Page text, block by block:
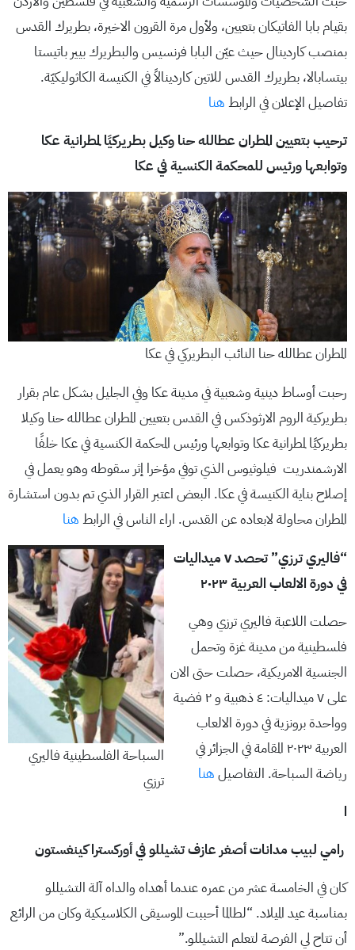
بقيام بابا الفاتيكان بتعيين، ولأول مرة القرون الاخيرة، بطريرك القدس
بمنصب كاردينال حيث عيّن البابا فرنسيس والبطريرك بيير باتيستا
بيتسابالا، بطريرك القدس للاتين كاردينالاً في الكنيسة الكاثوليكيّة.
تفاصيل الإعلان في الرابط هنا
ترحيب بتعيين المطران عطالله حنا وكيل بطريركيًا لمطرانية عكا
وتوابعها ورئيس للمحكمة الكنسية في عكا
المطران عطالله حنا النائب البطريركي في عكا
رحبت أوساط دينية وشعبية في مدينة عكا وفي الجليل بشكل عام بقرار
بطريركية الروم الارثوذكس في القدس بتعيين المطران عطالله حنا وكيلا
بطريركيًا لمطرانية عكا وتوابعها ورئيس المحكمة الكنسية في عكا خلفًا
الارشمندريت فيلوثيوس الذي توفي مؤخرا إثر سقوطه وهو يعمل في
إصلاح بناية الكنيسة في عكا. البعض اعتبر القرار الذي تم بدون استشارة
المطران محاولة لابعاده عن القدس. اراء الناس في الرابط هنا
السباحة الفلسطينية فاليري
ترزي
“فاليري ترزي” تحصد ٧ ميداليات
في دورة الالعاب العربية ٢٠٢٣
حصلت اللاعبة فاليري ترزي وهي
فلسطينية من مدينة غزة وتحمل
الجنسية الامريكية، حصلت حتى الان
على ٧ ميداليات: ٤ ذهبية و ٢ فضية
وواحدة برونزية في دورة الالعاب
العربية ٢٠٢٣ المقامة في الجزائر في
رياضة السباحة. التفاصيل هنا
ا
رامي لبيب مدانات أصغر عازف تشيللو في أوركسترا كينغستون
كان في الخامسة عشر من عمره عندما أهداه والداه آلة التشيللو
بمناسبة عيد الميلاد. “لطالما أحببت الموسيقى الكلاسيكية وكان من الرائع
أن تتاح لي الفرصة لتعلم التشيللو.”